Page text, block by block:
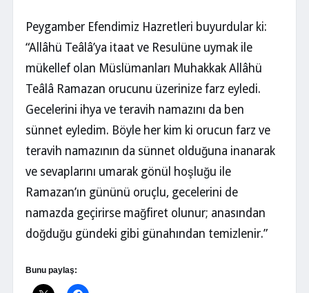
Peygamber Efendimiz Hazretleri buyurdular ki:
“Allâhü Teâlâ’ya itaat ve Resulüne uymak ile
mükellef olan Müslümanları Muhakkak Allâhü
Teâlâ Ramazan orucunu üzerinize farz eyledi.
Gecelerini ihya ve teravih namazını da ben
sünnet eyledim. Böyle her kim ki orucun farz ve
teravih namazının da sünnet olduğuna inanarak
ve sevaplarını umarak gönül hoşluğu ile
Ramazan’ın gününü oruçlu, gecelerini de
namazda geçirirse mağfiret olunur; anasından
doğduğu gündeki gibi günahından temizlenir.”
Bunu paylaş: